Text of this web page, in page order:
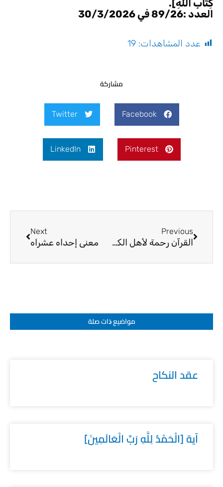
كِتَابِ اللَّهِ].
العدد :89/26 في 30/3/2026
عدد المشاهدات: 19
مشاركة
Facebook
Twitter
Pinterest
LinkedIn
Previous
القرآن رحمة لأهل الكتاب
Next
معنى إحداه عشراه
مواضيع ﺫات صلة
عقد النكاح
آية [الْحَمْدُ لِلَّهِ رَبِّ الْعَالَمِينَ]